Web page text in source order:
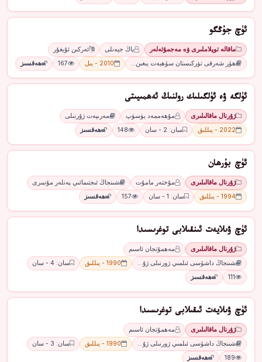
ئۈچ جۇڭگو
ماقالە توپلاملىرى ۋە مەجمۇئەلەر ياڭ جيەنلى
ئەركىن ئۇيغۇر
ھۆر شەرقى تۈركىستان سۆھبەت يىغىن…
2010 - يىل 167 ھەقسىز
ئۈلگە ۋە ئۈلگىلىك رولنىڭ ئەھمىيىتى
ژۇرنال ماقالىلىرى مۇھەممەد يۈسۈپ
مەرىپەت ژۇرنىلى
2022 - يىللىق
سان: 2 - سان 148 ھەقسىز
ئۈچ بۇرھان
ژۇرنال ماقالىلىرى مۇختەر مامۇت
شىنجاڭ ئىجتىمائىي پەنلەر مۇنبىرى
1994 - يىللىق
سان: 1 - سان 157 ھەقسىز
ئۈچ ۋىلايەت ئىنقىلابى توغرىسىدا
ژۇرنال ماقالىلىرى
مەھمۇتجان ئاسىم
شىنجاڭ داشۆسى ئىلمىي ژورنىلى ژۇ…
1990 - يىللىق
سان: 4 - سان
111
ھەقسىز
ئۈچ ۋىلايەت ئىقىلابى توغرىسىدا
ژۇرنال ماقالىلىرى
مەھمۇتجان ئاسىم
شىنجاڭ داشۆسى ئىلمىي ژورنىلى ژۇ…
1990 - يىللىق
سان: 3 - سان
189
ھەقسىز